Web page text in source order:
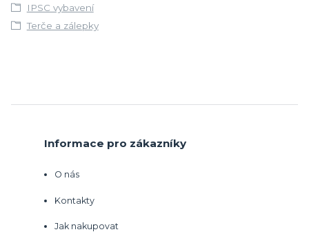
IPSC vybavení
Terče a zálepky
Informace pro zákazníky
O nás
Kontakty
Jak nakupovat